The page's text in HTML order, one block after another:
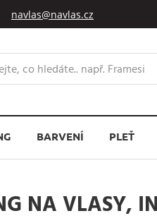
navlas@navlas.cz
BARVENÍ PLEŤ
NA VLASY,